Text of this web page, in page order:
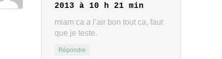
2013 à 10 h 21 min
miam ca a l’air bon tout ca, faut
que je teste.
Répondre